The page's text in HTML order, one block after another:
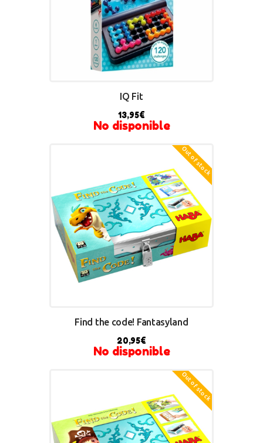
IQ Fit
13,95€
No disponible
Out of stock
Find the code! Fantasyland
20,95€
No disponible
Out of stock